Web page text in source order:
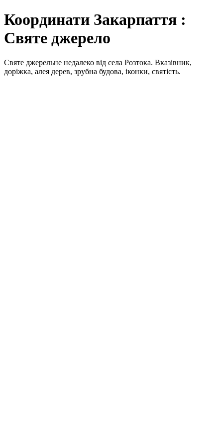
Координати Закарпаття :
Святе джерело
Святе джерельне недалеко від села Розтока. Вказівник,
доріжка, алея дерев, зрубна будова, іконки, святість.